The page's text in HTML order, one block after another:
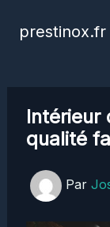
prestinox.fr
Intérieur
qualité
Par